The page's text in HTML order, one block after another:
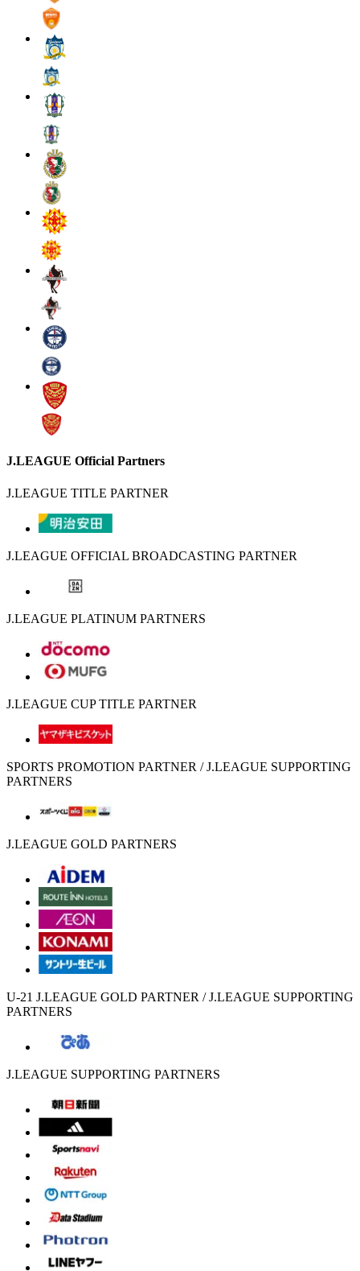
J.LEAGUE Official Partners
J.LEAGUE TITLE PARTNER
J.LEAGUE OFFICIAL BROADCASTING PARTNER
J.LEAGUE PLATINUM PARTNERS
J.LEAGUE CUP TITLE PARTNER
SPORTS PROMOTION PARTNER / J.LEAGUE SUPPORTING
PARTNERS
J.LEAGUE GOLD PARTNERS
U-21 J.LEAGUE GOLD PARTNER / J.LEAGUE SUPPORTING
PARTNERS
J.LEAGUE SUPPORTING PARTNERS